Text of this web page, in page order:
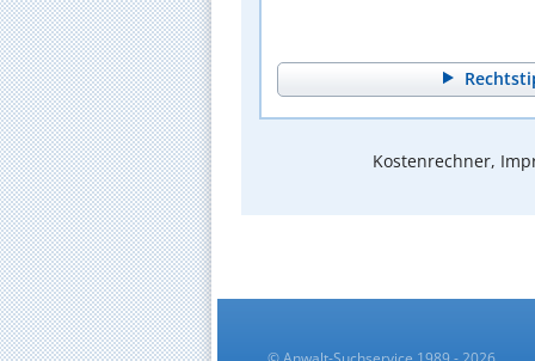
Kostenrechner,